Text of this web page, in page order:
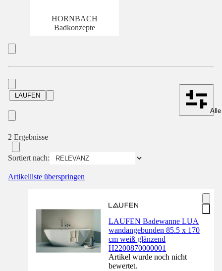
HORNBACH
Badkonzepte
LAUFEN
2 Ergebnisse
Sortiert nach:
Artikelliste überspringen
LAUFEN Badewanne LUA
wandangebunden 85.5 x 170
cm weiß glänzend
H2200870000001
Artikel wurde noch nicht
bewertet.